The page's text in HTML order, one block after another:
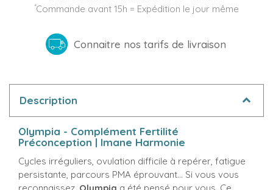
*Commande avant 15h = Expédition le jour même
Connaitre nos tarifs de livraison
Description
Olympia - Complément Fertilité
Préconception | Imane Harmonie
Cycles irréguliers, ovulation difficile à repérer, fatigue
persistante, parcours PMA éprouvant... Si vous vous